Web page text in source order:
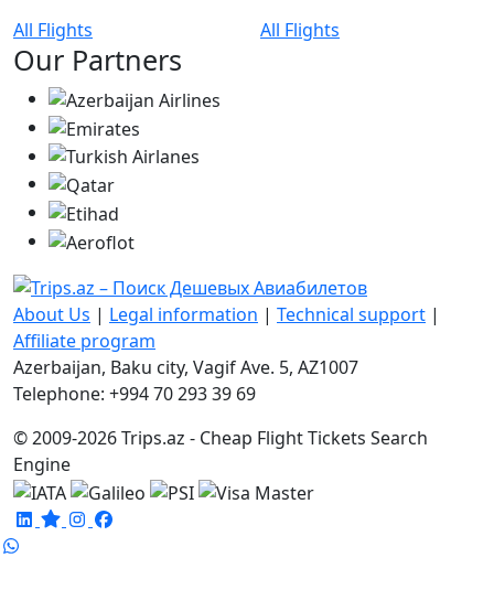
All Flights
All Flights
Our Partners
About Us | Legal information | Technical support |
Affiliate program
Azerbaijan, Baku city, Vagif Ave. 5, AZ1007
Telephone: +994 70 293 39 69
© 2009-2026 Trips.az - Cheap Flight Tickets Search
Engine